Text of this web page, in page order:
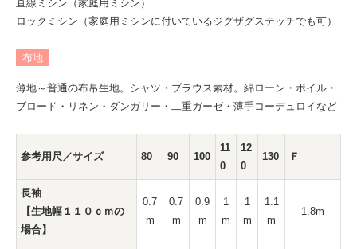
直線ミシン（家庭用ミシン）
ロックミシン（家庭用ミシンに付いているジグザグステッチでも可）
布地
薄地～普通の布帛生地。シャツ・ブラウス素材。綿ローン・ボイル・
ブロード・リネン・ダンガリー・二重ガーゼ・薄手コーデュロイなど
参考用尺／サイズ 80 90 100
11
0
12
0
130 Ｆ
長袖
【生地幅１１０ｃｍの
場合】
0.7
m
0.7
m
0.9
m
1
m
1
m
1.1
m
1.8m